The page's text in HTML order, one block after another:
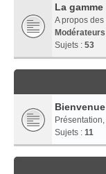
La gamme
A propos
Modérateurs
Sujets : 53
Sujets : 11